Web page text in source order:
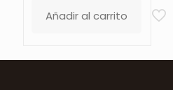
Añadir al carrito